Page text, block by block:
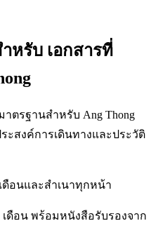
หรับ เอกสารที่
ตรฐานสำหรับ Ang Thong
ะสงค์การเดินทางและประวัติ
ดือนและสำเนาทุกหน้า
เดือน พร้อมหนังสือรับรองจาก